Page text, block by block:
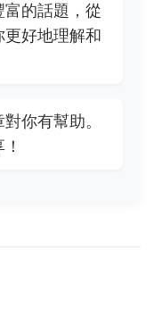
的話題，從
好地理解和
你有幫助。